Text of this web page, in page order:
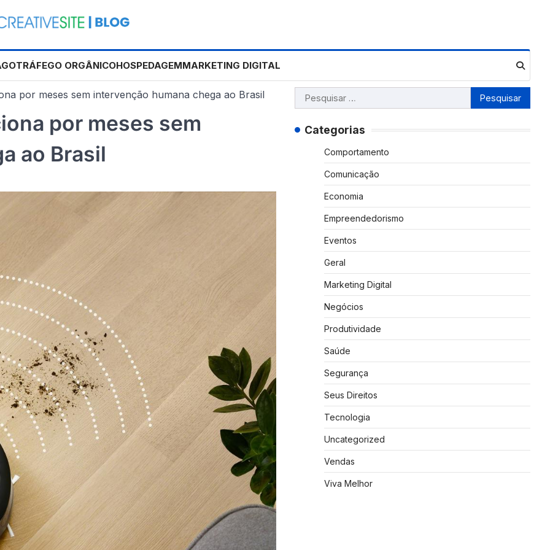
TRÁFEGO ORGÂNICOHOSPEDAGEMMARKETING DIGITAL
por meses sem intervenção humana chega ao Brasil
por meses sem
ao Brasil
Pesquisar
por:
Categorias
Comportamento
Comunicação
Economia
Empreendedorismo
Eventos
Geral
Marketing Digital
Negócios
Produtividade
Saúde
Segurança
Seus Direitos
Tecnologia
Uncategorized
Vendas
Viva Melhor